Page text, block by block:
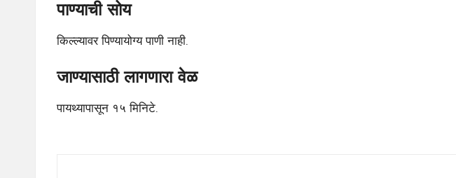
पाण्याची सोय
किल्ल्यावर पिण्यायोग्य पाणी नाही.
जाण्यासाठी लागणारा वेळ
पायथ्यापासून १५ मिनिटे.